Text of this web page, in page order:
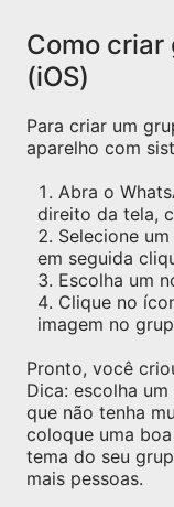
Como criar
(iOS)
Para criar um
aparelho com
Abra o
direito da tela,
Selecione
em seguida
Escolha um
Clique no
imagem no
Pronto, você
Dica: escolha
que não tenha
coloque uma
tema do seu
mais pessoas.